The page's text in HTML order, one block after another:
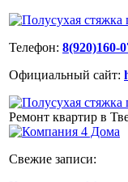
Телефон: 8(920)160-
Официальный сайт:
Ремонт квартир в
Свежие записи: